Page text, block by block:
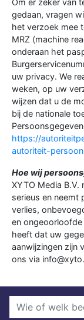
gedaan, vragen
het verzoek mee
MRZ (machine
onderaan het
uw privacy. We
weken, op uw
wijzen dat u de
bij de nationale
https://
autoriteit-
Hoe wij
XYTO Media
serieus en neemt
verlies,
en ongeoorloofde
heeft dat uw
aanwijzingen zijn
ons via